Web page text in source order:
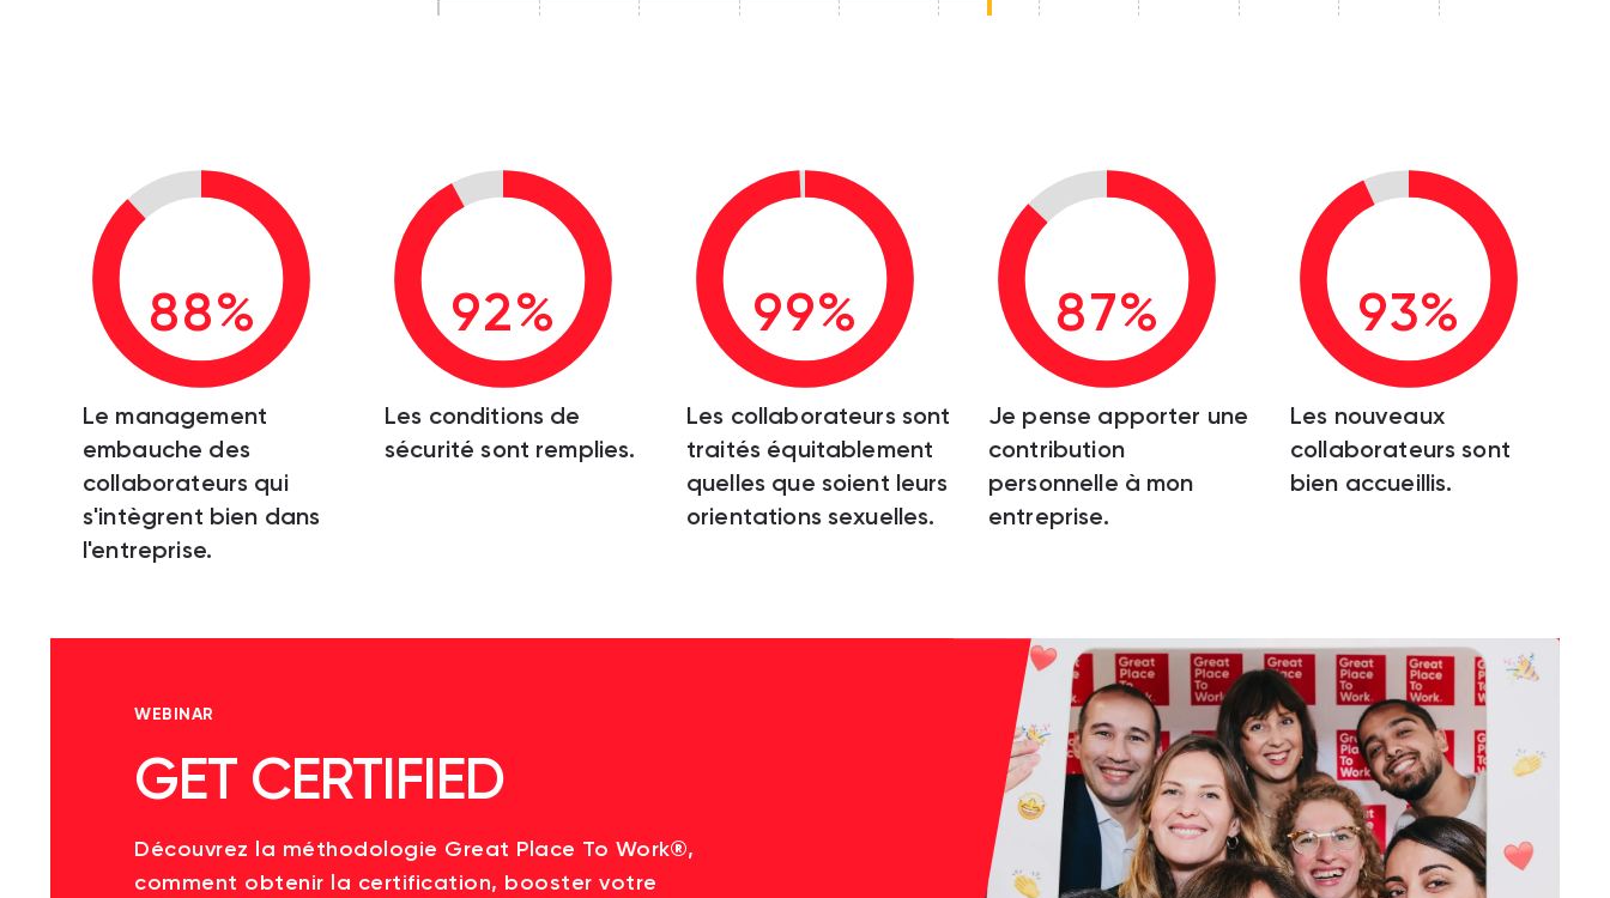
88%
Le management
embauche des
collaborateurs qui
s'intègrent bien dans
l'entreprise.
92%
Les conditions de
sécurité sont remplies.
99%
Les collaborateurs sont
traités équitablement
quelles que soient leurs
orientations sexuelles.
87%
Je pense apporter une
contribution
personnelle à mon
entreprise.
93%
Les nouveaux
collaborateurs sont
bien accueillis.
WEBINAR
GET CERTIFIED
Découvrez la méthodologie Great Place To Work®,
comment obtenir la certification, booster votre